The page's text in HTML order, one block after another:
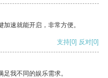
速就能开启，非常方便。
支持[0] 反对[0]
我不同的娱乐需求。